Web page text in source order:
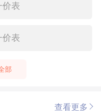
价表
价表
部
查看更多